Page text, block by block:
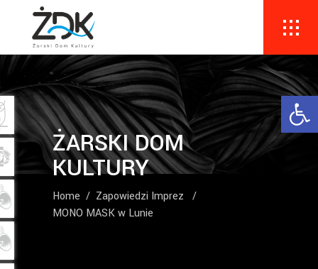
ŻARSKI DOM
KULTURY
Home / Zapowiedzi Imprez
/
MONO MASK w Lunie